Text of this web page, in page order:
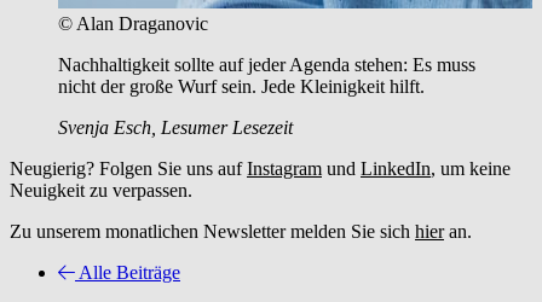
© Alan Draganovic
Nachhaltigkeit sollte auf jeder Agenda stehen: Es muss
nicht der große Wurf sein. Jede Kleinigkeit hilft.
Svenja Esch, Lesumer Lesezeit
Neugierig? Folgen Sie uns aufInstagram und LinkedIn, um keine
Neuigkeit zu verpassen.
Zu unserem monatlichen Newsletter melden Sie sich hieran.
Alle Beiträge